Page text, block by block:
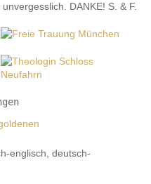
DANKE! S. & F.